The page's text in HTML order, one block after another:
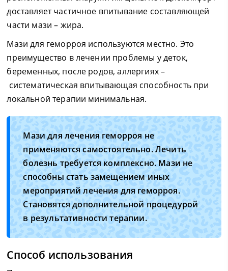
доставляет частичное впитывание составляющей
части мази – жира.
Мази для геморроя используются местно. Это
преимущество в лечении проблемы у деток,
беременных, после родов, аллергиях –
систематическая впитывающая способность при
локальной терапии минимальная.
Мази для лечения геморроя не
применяются самостоятельно. Лечить
болезнь требуется комплексно. Мази не
способны стать замещением иных
мероприятий лечения для геморроя.
Становятся дополнительной процедурой
в результативности терапии.
Способ использования